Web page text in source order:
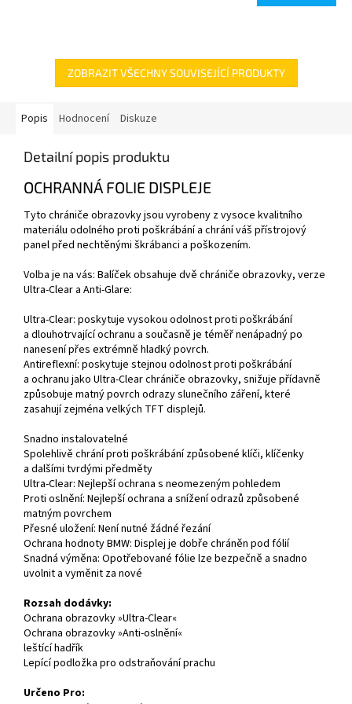
ZOBRAZIT VŠECHNY SOUVISEJÍCÍ PRODUKTY
Popis Hodnocení Diskuze
Detailní popis produktu
OCHRANNÁ FOLIE DISPLEJE
Tyto chrániče obrazovky jsou vyrobeny z vysoce kvalitního
materiálu odolného proti poškrábání a chrání váš přístrojový
panel před nechtěnými škrábanci a poškozením.
Volba je na vás: Balíček obsahuje dvě chrániče obrazovky, verze
Ultra-Clear a Anti-Glare:
Ultra-Clear: poskytuje vysokou odolnost proti poškrábání
a dlouhotrvající ochranu a současně je téměř nenápadný po
nanesení přes extrémně hladký povrch.
Antireflexní: poskytuje stejnou odolnost proti poškrábání
a ochranu jako Ultra-Clear chrániče obrazovky, snižuje přídavně
způsobuje matný povrch odrazy slunečního záření, které
zasahují zejména velkých TFT displejů.
Snadno instalovatelné
Spolehlivě chrání proti poškrábání způsobené klíči, klíčenky
a dalšími tvrdými předměty
Ultra-Clear: Nejlepší ochrana s neomezeným pohledem
Proti oslnění: Nejlepší ochrana a snížení odrazů způsobené
matným povrchem
Přesné uložení: Není nutné žádné řezání
Ochrana hodnoty BMW: Displej je dobře chráněn pod fólií
Snadná výměna: Opotřebované fólie lze bezpečně a snadno
uvolnit a vyměnit za nové
Rozsah dodávky:
Ochrana obrazovky »Ultra-Clear«
Ochrana obrazovky »Anti-oslnění«
leštící hadřík
Lepící podložka pro odstraňování prachu
Určeno Pro: